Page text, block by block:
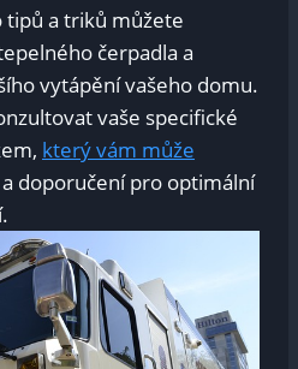
tipů a triků můžete
čerpadla a
vytápění vašeho domu.
vaše specifické
který vám může
a doporučení pro optimální